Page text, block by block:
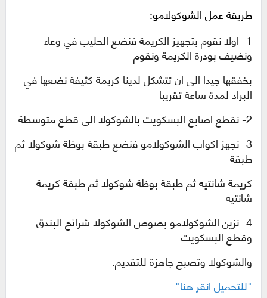
طريقة عمل الشوكولامو:
1
-اولا نقوم بتجهيز الكريمة فنضع الحليب في وعاء
ونضيف بودرة الكريمة ونقوم
بخفقها جيدا الى ان تتشكل لدينا كريمة كثيفة نضعها في
البراد لمدة ساعة تقريبا
2
-نقطع اصابع البسكويت بالشوكولا الى قطع متوسطة
3
-نجهز اكواب الشوكولامو فنضع طبقة بوظة شوكولا ثم
طبقة
كريمة شانتيه ثم طبقة بوظة شوكولا ثم طبقة كريمة
شانتيه
4
-نزين الشوكولامو بصوص الشوكولا شرائح البندق
وقطع البسكويت
والشوكولا وتصبح جاهزة للتقديم.
"للتحميل انقر هنا"